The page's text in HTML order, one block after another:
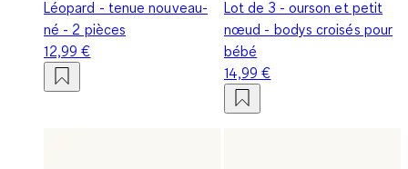
Léopard - tenue nouveau-
né - 2 pièces
12,99 €
Lot de 3 - ourson et petit
nœud - bodys croisés pour
bébé
14,99 €